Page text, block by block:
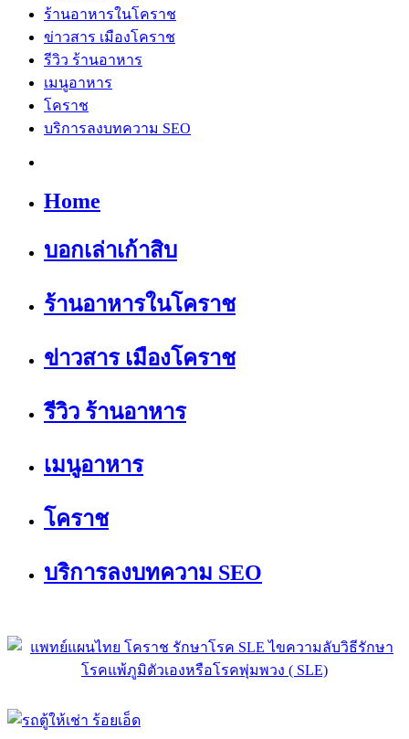
ร้านอาหารในโคราช
ข่าวสาร เมืองโคราช
รีวิว ร้านอาหาร
เมนูอาหาร
โคราช
บริการลงบทความ SEO
Home
บอกเล่าเก้าสิบ
ร้านอาหารในโคราช
ข่าวสาร เมืองโคราช
รีวิว ร้านอาหาร
เมนูอาหาร
โคราช
บริการลงบทความ SEO